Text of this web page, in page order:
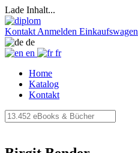
Lade Inhalt...
Kontakt Anmelden Einkaufswagen
de
en
fr
Home
Katalog
Kontakt